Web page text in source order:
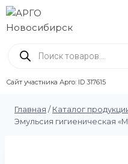
Сайт участника Арго: ID 317615
Главная / Каталог
Эмульсия гигиеническая